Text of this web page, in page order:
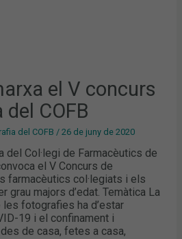
el V concurs
COFB
del COFB /26 de juny de 2020
del Col·legi de Farmacèutics de
el V Concurs de
farmacèutics col·legiats i els
grau majors d’edat. Temàtica La
fotografies ha d’estar
19 i el confinament i
de casa, fetes a casa,